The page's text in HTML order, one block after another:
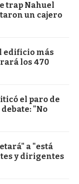
trap Nahuel
un cajero
edificio más
los 470
el paro de
"No
a "está
y dirigentes